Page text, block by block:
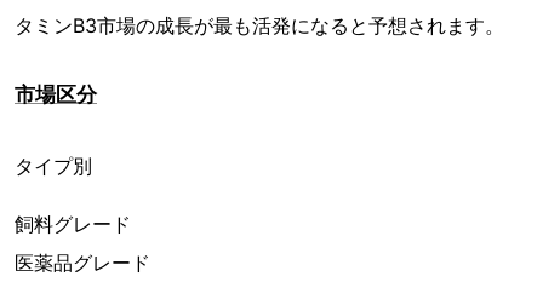
タミンB3市場の成長が最も活発になると予想されます。
市場区分
タイプ別
飼料グレード
医薬品グレード